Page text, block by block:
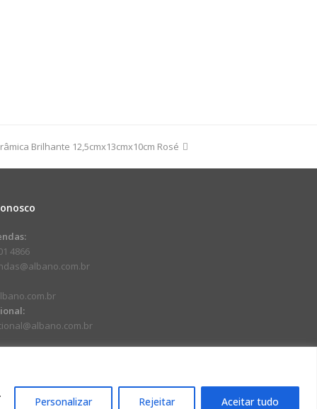
Personalizar Rejeitar Aceitar tudo
Brilhante 12,5cmx13cmx10cm Rosé
4866